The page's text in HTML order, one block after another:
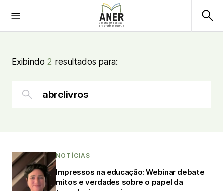
Exibindo 2 resultados para:
NOTÍCIAS
Impressos na educação: Webinar debate
mitos e verdades sobre o papel da